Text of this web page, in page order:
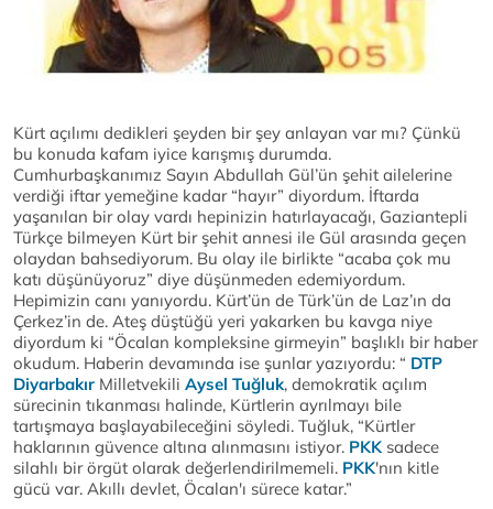
Kürt açılımı dedikleri şeyden bir şey anlayan var mı? Çünkü
bu konuda kafam iyice karışmış durumda.
Cumhurbaşkanımız Sayın Abdullah Gül’ün şehit ailelerine
verdiği iftar yemeğine kadar “hayır” diyordum. İftarda
yaşanılan bir olay vardı hepinizin hatırlayacağı, Gaziantepli
Türkçe bilmeyen Kürt bir şehit annesi ile Gül arasında geçen
olaydan bahsediyorum. Bu olay ile birlikte “acaba çok mu
katı düşünüyoruz” diye düşünmeden edemiyordum.
Hepimizin canı yanıyordu. Kürt’ün de Türk’ün de Laz’ın da
Çerkez’in de. Ateş düştüğü yeri yakarken bu kavga niye
diyordum ki “Öcalan kompleksine girmeyin” başlıklı bir haber
okudum. Haberin devamında ise şunlar yazıyordu: “ DTP
Diyarbakır Milletvekili Aysel Tuğluk, demokratik açılım
sürecinin tıkanması halinde, Kürtlerin ayrılmayı bile
tartışmaya başlayabileceğini söyledi. Tuğluk, “Kürtler
haklarının güvence altına alınmasını istiyor. PKKsadece
silahlı bir örgüt olarak değerlendirilmemeli. PKK'nın kitle
gücü var. Akıllı devlet, Öcalan'ı sürece katar.”